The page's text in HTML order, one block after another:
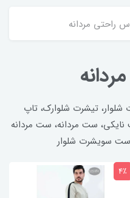
راحتی مردانه
تیشرت شلوارک، تاپ
نایکی، ست مردانه، ست مردانه
سویشرت شلوار
4٪